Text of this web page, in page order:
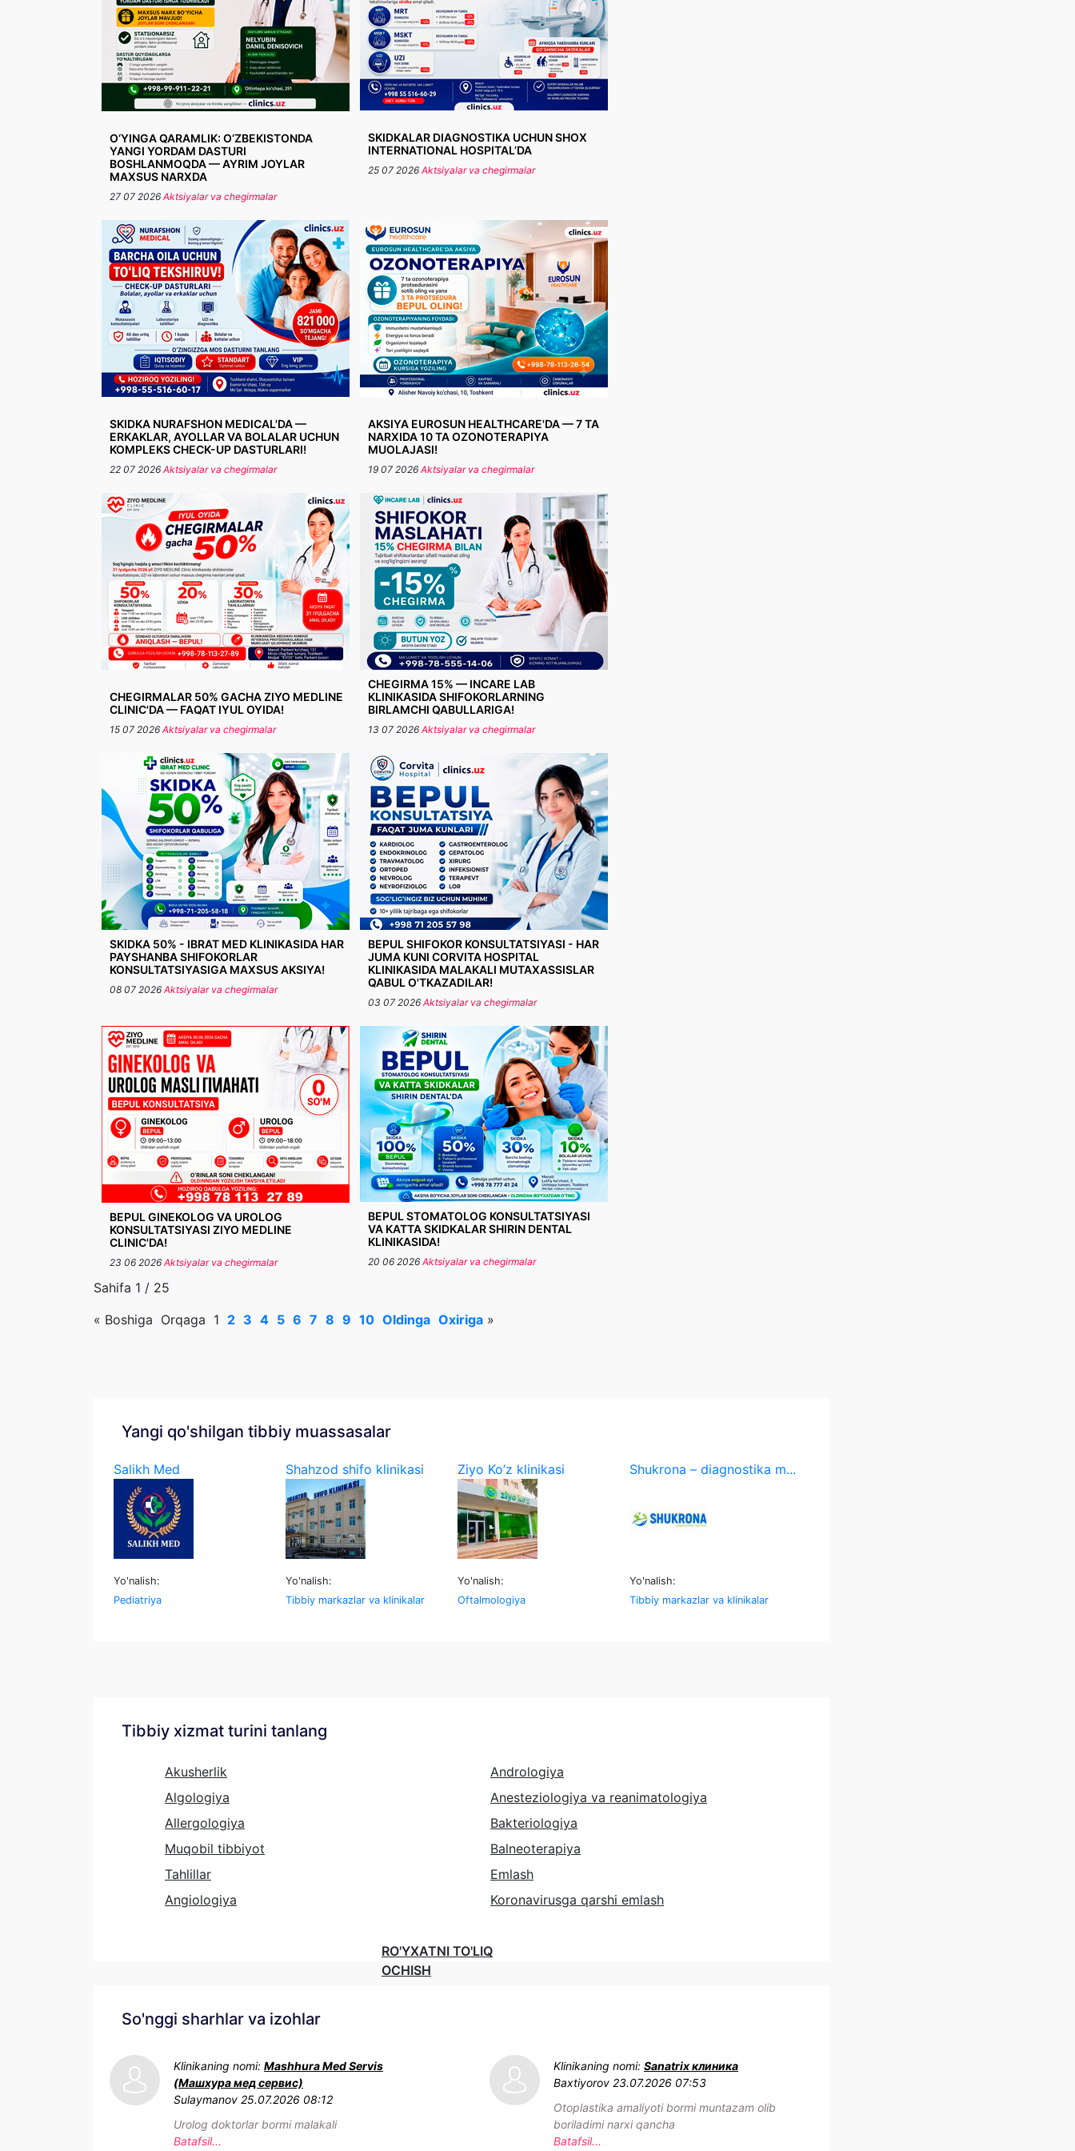
O‘YINGA QARAMLIK: O‘ZBEKISTONDA
YANGI YORDAM DASTURI
BOSHLANMOQDA — AYRIM JOYLAR
MAXSUS NARXDA
27 07 2026 Aktsiyalar va chegirmalar
SKIDKALAR DIAGNOSTIKA UCHUN SHOX
INTERNATIONAL HOSPITAL’DA
25 07 2026 Aktsiyalar va chegirmalar
SKIDKA NURAFSHON MEDICAL'DA —
ERKAKLAR, AYOLLAR VA BOLALAR UCHUN
KOMPLEKS CHECK-UP DASTURLARI!
22 07 2026 Aktsiyalar va chegirmalar
AKSIYA EUROSUN HEALTHCARE'DA — 7 TA
NARXIDA 10 TA OZONOTERAPIYA
MUOLAJASI!
19 07 2026 Aktsiyalar va chegirmalar
CHEGIRMALAR 50% GACHA ZIYO MEDLINE
CLINIC'DA — FAQAT IYUL OYIDA!
15 07 2026 Aktsiyalar va chegirmalar
CHEGIRMA 15% — INCARE LAB
KLINIKASIDA SHIFOKORLARNING
BIRLAMCHI QABULLARIGA!
13 07 2026 Aktsiyalar va chegirmalar
SKIDKA 50% - IBRAT MED KLINIKASIDA HAR
PAYSHANBA SHIFOKORLAR
KONSULTATSIYASIGA MAXSUS AKSIYA!
08 07 2026 Aktsiyalar va chegirmalar
BEPUL SHIFOKOR KONSULTATSIYASI - HAR
JUMA KUNI CORVITA HOSPITAL
KLINIKASIDA MALAKALI MUTAXASSISLAR
QABUL O'TKAZADILAR!
03 07 2026 Aktsiyalar va chegirmalar
BEPUL GINEKOLOG VA UROLOG
KONSULTATSIYASI ZIYO MEDLINE
CLINIC'DA!
23 06 2026 Aktsiyalar va chegirmalar
BEPUL STOMATOLOG KONSULTATSIYASI
VA KATTA SKIDKALAR SHIRIN DENTAL
KLINIKASIDA!
20 06 2026 Aktsiyalar va chegirmalar
Sahifa 1 / 25
« Boshiga Orqaga 1 2 3 4 5 6 7 8 9 10 Oldinga Oxiriga »
Yangi qo'shilgan tibbiy muassasalar
Salikh Med
Yo'nalish:
Pediatriya
Shahzod shifo klinikasi
Yo'nalish:
Tibbiy markazlar va klinikalar
Ziyo Ko’z klinikasi
Yo'nalish:
Oftalmologiya
Shukrona – diagnostika m...
Yo'nalish:
Tibbiy markazlar va klinikalar
Tibbiy xizmat turini tanlang
Akusherlik
Algologiya
Allergologiya
Muqobil tibbiyot
Tahlillar
Angiologiya
Andrologiya
Anesteziologiya va reanimatologiya
Bakteriologiya
Balneoterapiya
Emlash
Koronavirusga qarshi emlash
RO'YXATNI TO'LIQ
OCHISH
So'nggi sharhlar va izohlar
Klinikaning nomi: Mashhura Med Servis
(Машхура мед сервис)
Sulaymanov 25.07.2026 08:12
Urolog doktorlar bormi malakali
Batafsil...
Klinikaning nomi: Sanatrix клиника
Baxtiyorov 23.07.2026 07:53
Otoplastika amaliyoti bormi muntazam olib
boriladimi narxi qancha
Batafsil...